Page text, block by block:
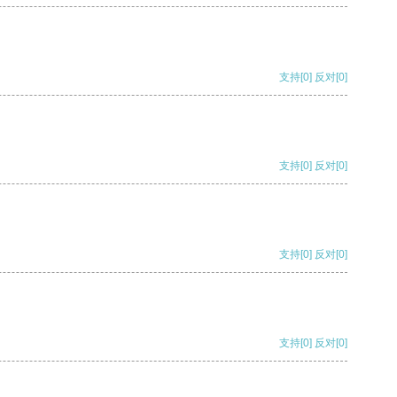
支持[0] 反对[0]
支持[0] 反对[0]
支持[0] 反对[0]
支持[0] 反对[0]